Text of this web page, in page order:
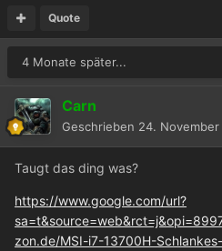
Quote
4 Monate später...
Carn
Geschrieben 24.
Taugt das ding was?
https://www.google.com/url?
zon.de/MSI-i7-13700H-